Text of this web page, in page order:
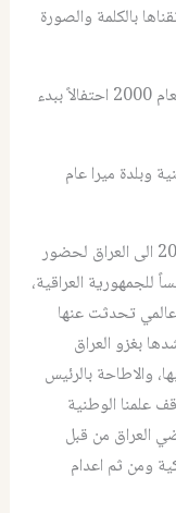
بالكلمة والصورة
رافق البطريرك اغناطيوس الرابع الى روما في العام 2000 احتفالاً ببدء
وبلدة ميرا عام
اوفده البطريرك اغناطيوس الرابع في العام 2002 الى العراق لحضور
العراقية،
تحدثت عنها
بغزو العراق
والاطاحة بالرئيس
2003. وكانت مواقف علمنا الوطنية
العراق من قبل
ومن ثم اعدام